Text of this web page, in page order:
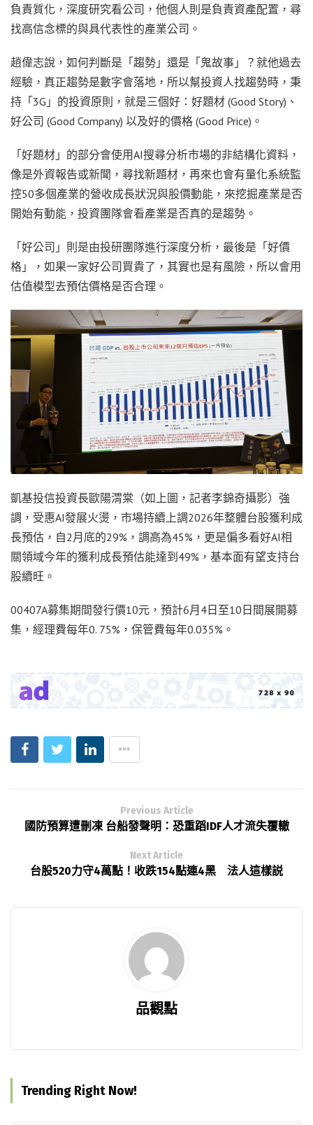
負責質化，深度研究看公司，他個人則是負責資產配置，尋
找高信念標的與具代表性的產業公司。
趙偉志說，如何判斷是「趨勢」還是「鬼故事」？就他過去
經驗，真正趨勢是數字會落地，所以幫投資人找趨勢時，秉
持「3G」的投資原則，就是三個好：好題材 (Good Story)、
好公司 (Good Company) 以及好的價格 (Good Price)。
「好題材」的部分會使用AI搜尋分析市場的非結構化資料，
像是外資報告或新聞，尋找新題材，再來也會有量化系統監
控50多個產業的營收成長狀況與股價動能，來挖掘產業是否
開始有動能，投資團隊會看產業是否真的是趨勢。
「好公司」則是由投研團隊進行深度分析，最後是「好價
格」，如果一家好公司買貴了，其實也是有風險，所以會用
估值模型去預估價格是否合理。
凱基投信投資長歐陽渭棠（如上圖，記者李錦奇攝影）強
調，受惠AI發展火燙，市場持續上調2026年整體台股獲利成
長預估，自2月底的29%，調高為45%，更是偏多看好AI相
關領域今年的獲利成長預估能達到49%，基本面有望支持台
股續旺。
00407A募集期間發行價10元，預計6月4日至10日間展開募
集，經理費每年0. 75%，保管費每年0.035%。
Previous Article
國防預算遭刪凍 台船發聲明：恐重蹈IDF人才流失覆轍
Next Article
台股520力守4萬點！收跌154點連4黑 法人這樣説
品觀點
Trending Right Now!